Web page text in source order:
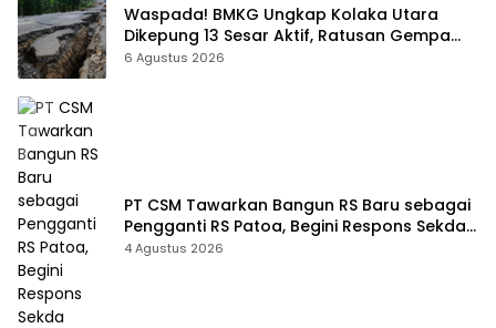
Waspada! BMKG Ungkap Kolaka Utara
Dikepung 13 Sesar Aktif, Ratusan Gempa
Sudah Terekam
6 Agustus 2026
PT CSM Tawarkan Bangun RS Baru sebagai
Pengganti RS Patoa, Begini Respons Sekda
Kolut
4 Agustus 2026